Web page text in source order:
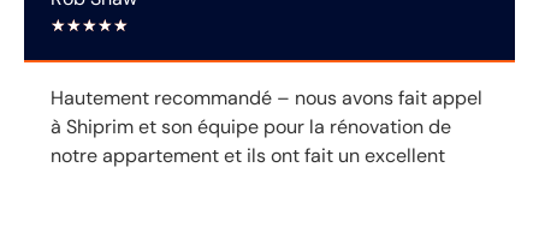
★★★★★
Hautement recommandé – nous avons fait appel
à Shiprim et son équipe pour la rénovation de
notre appartement et ils ont fait un excellent